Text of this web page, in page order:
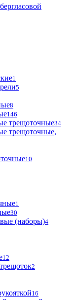
1
5
8
146
трещоточные34
трещоточные,
10
1
30
(наборы)4
12
2
16